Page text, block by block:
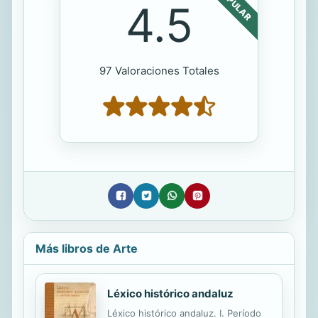
4.5
97 Valoraciones Totales
Más libros de Arte
Léxico histórico andaluz
Léxico histórico andaluz. I. Período